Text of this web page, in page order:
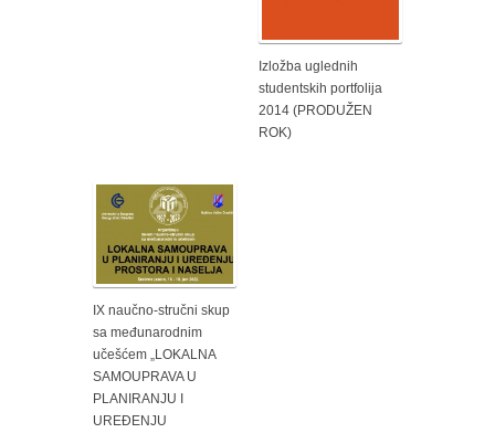
Izložba uglednih
studentskih portfolija
2014 (PRODUŽEN
ROK)
IX naučno-stručni skup
sa međunarodnim
učešćem „LOKALNA
SAMOUPRAVA U
PLANIRANJU I
UREĐENJU